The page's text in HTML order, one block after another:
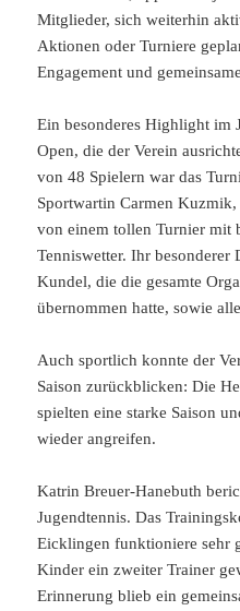
Mitglieder, sich weiterhin
Aktionen oder Turniere
Engagement und
Ein besonderes Highlight im
Open, die der Verein
von 48 Spielern war das
Sportwartin Carmen
von einem tollen Turnier mit
Tenniswetter. Ihr
Kundel, die die gesamte
übernommen hatte, sowie
Auch sportlich konnte der
Saison zurückblicken: Die
spielten eine starke Saison
wieder angreifen.
Katrin Breuer-Hanebuth
Jugendtennis. Das
Eicklingen funktioniere sehr
Kinder ein zweiter Trainer
Erinnerung blieb ein